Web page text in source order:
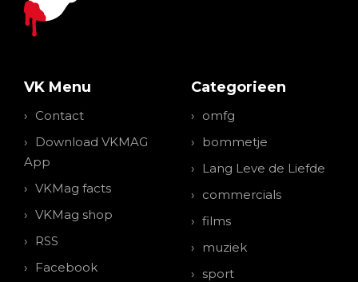
VK Menu
Contact
Download VKMAG
App
VKMag facts
VKMag shop
RSS
Facebook
Categorieen
omfg
bommetje
Lang Leve de Liefde
commercials
films
muziek
sport